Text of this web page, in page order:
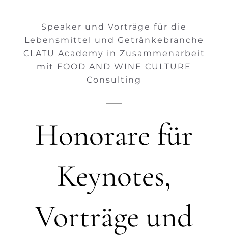
Speaker und Vorträge für die
Lebensmittel und Getränkebranche
CLATU Academy in Zusammenarbeit
mit FOOD AND WINE CULTURE
Consulting
Honorare für
Keynotes,
Vorträge und